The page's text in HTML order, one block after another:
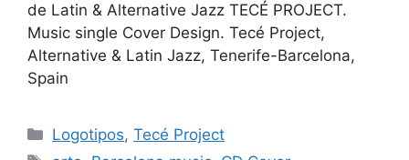
de Latin & Alternative Jazz TECÉ PROJECT.
Music single Cover Design. Tecé Project,
Alternative & Latin Jazz, Tenerife-Barcelona,
Spain
Logotipos,Tecé Project